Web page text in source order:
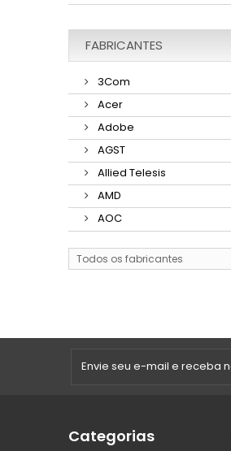
FABRICANTES
3Com
Acer
Adobe
AGST
Allied Telesis
AMD
AOC
Todos os fabricantes
Categorias